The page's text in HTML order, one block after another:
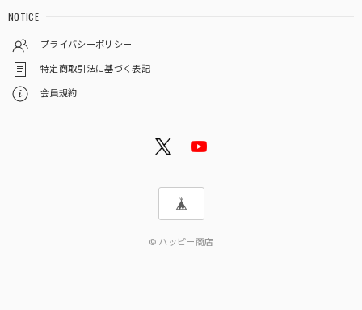
NOTICE
プライバシーポリシー
特定商取引法に基づく表記
会員規約
© ハッピー商店